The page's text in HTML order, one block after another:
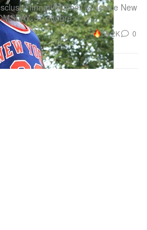
firmati Mitchell & Ness e New
31 ottobre.
30.2K 0